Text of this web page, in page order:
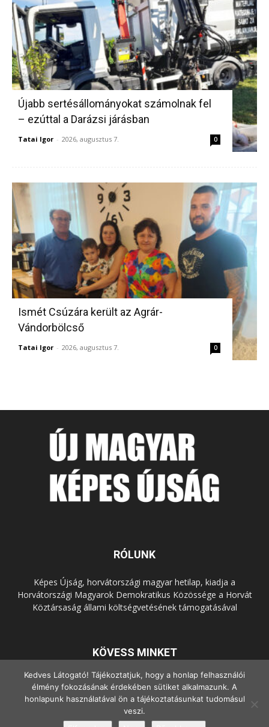
Újabb sertésállományokat számolnak fel
– ezúttal a Darázsi járásban
Tatai Igor - 2026, augusztus 7. 0
Ismét Csúzára került az Agrár-
Vándorbölcső
Tatai Igor - 2026, augusztus 7. 0
RÓLUNK
Képes Újság, horvátországi magyar hetilap, kiadja a
Horvátországi Magyarok Demokratikus Közössége a Horvát
Köztársaság állami költségvetésének támogatásával
KÖVESS MINKET
Kedves Látogató! Tájékoztatjuk, hogy a honlap felhasználói
élmény fokozásának érdekében sütiket alkalmazunk. A
honlapunk használatával ön a tájékoztatásunkat tudomásul
veszi.